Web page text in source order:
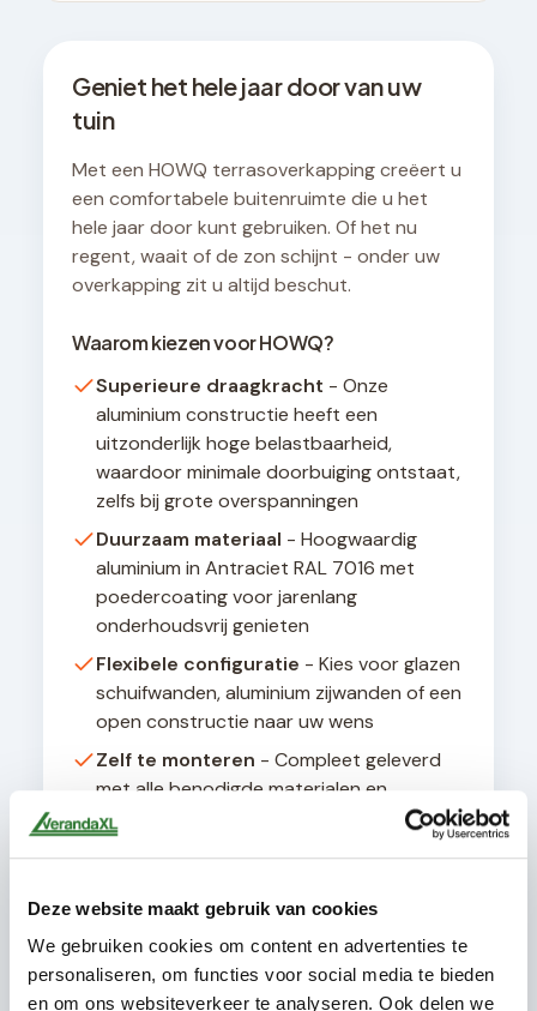
Deze website maakt gebruik van cookies
We gebruiken cookies om content en advertenties te
personaliseren, om functies voor social media te bieden
en om ons websiteverkeer te analyseren. Ook delen we
Geniet het hele jaar door van uw
tuin
Met een HOWQ terrasoverkapping creëert u
een comfortabele buitenruimte die u het
hele jaar door kunt gebruiken. Of het nu
regent, waait of de zon schijnt - onder uw
overkapping zit u altijd beschut.
Waarom kiezen voor HOWQ?
Superieure draagkracht - Onze
aluminium constructie heeft een
uitzonderlijk hoge belastbaarheid,
waardoor minimale doorbuiging ontstaat,
zelfs bij grote overspanningen
Duurzaam materiaal - Hoogwaardig
aluminium in Antraciet RAL 7016 met
poedercoating voor jarenlang
onderhoudsvrij genieten
Flexibele configuratie - Kies voor glazen
schuifwanden, aluminium zijwanden of een
open constructie naar uw wens
Zelf te monteren - Compleet geleverd
met alle benodigde materialen en
duidelijke montagehandleiding, of laat het
Technische details